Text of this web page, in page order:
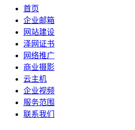
首页
企业邮箱
网站建设
泽网证书
网络推广
商业摄影
云主机
企业视频
服务范围
联系我们